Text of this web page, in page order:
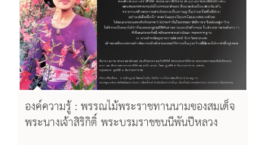
องค์ความรู้ : พรรณไม้พระราชทานนามของสมเด็จ
พระนางเจ้าสิริกิติ์ พระบรมราชชนนีพันปีหลวง